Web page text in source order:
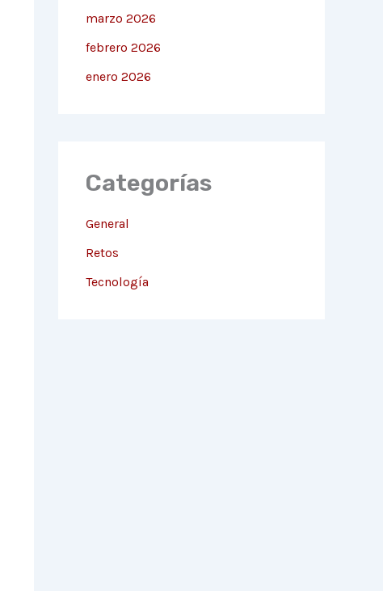
marzo 2026
febrero 2026
enero 2026
Categorías
General
Retos
Tecnología